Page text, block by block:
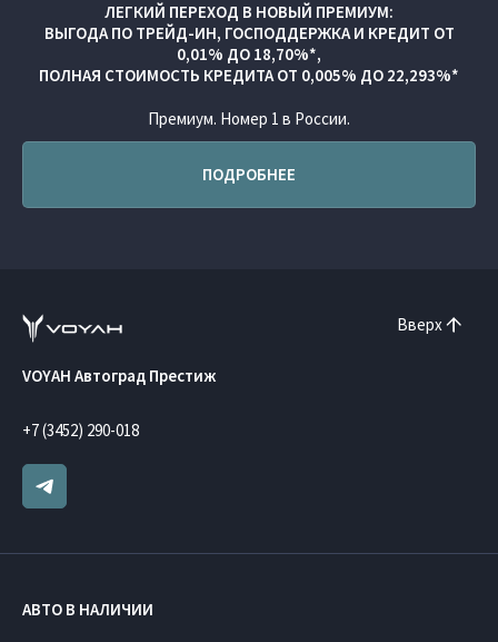
ЛЕГКИЙ ПЕРЕХОД В НОВЫЙ ПРЕМИУМ:
ВЫГОДА ПО ТРЕЙД-ИН, ГОСПОДДЕРЖКАИ КРЕДИТ ОТ
0,01% ДО 18,70%*,
ПОЛНАЯ СТОИМОСТЬ КРЕДИТА ОТ 0,005% ДО 22,293%*
Премиум. Номер 1 в России.
ПОДРОБНЕЕ
Вверх
VOYAH Автоград Престиж
+7 (3452) 290-018
АВТО В НАЛИЧИИ